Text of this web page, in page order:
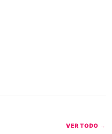
VER TODO →